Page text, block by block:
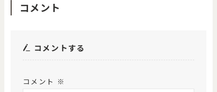
コメント
コメントする
コメント ※